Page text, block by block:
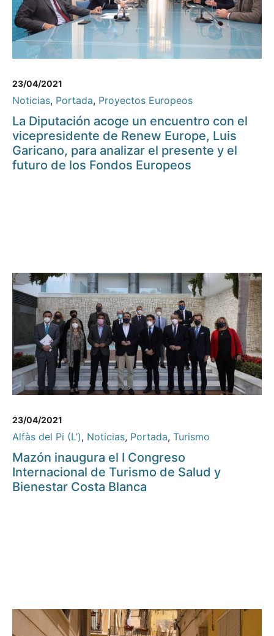
23/04/2021
Noticias, Portada, Proyectos Europeos
La Diputación acoge un encuentro con el
vicepresidente de Renew Europe, Luis
Garicano, para analizar el presente y el
futuro de los Fondos Europeos
23/04/2021
Alfàs del Pi (L’), Noticias, Portada, Turismo
Mazón inaugura el I Congreso
Internacional de Turismo de Salud y
Bienestar Costa Blanca